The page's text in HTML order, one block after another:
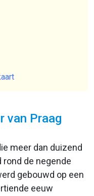
van Praag
meer dan duizend
rond de negende
gebouwd op een
eeuw